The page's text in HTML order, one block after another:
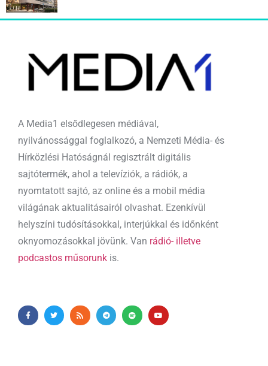
A Media1 elsődlegesen médiával,
nyilvánossággal foglalkozó, a Nemzeti Média- és
Hírközlési Hatóságnál regisztrált digitális
sajtótermék, ahol a televíziók, a rádiók, a
nyomtatott sajtó, az online és a mobil média
világának aktualitásairól olvashat. Ezenkívül
helyszíni tudósításokkal, interjúkkal és időnként
oknyomozásokkal jövünk. Van rádió- illetve
podcastos műsorunk is.